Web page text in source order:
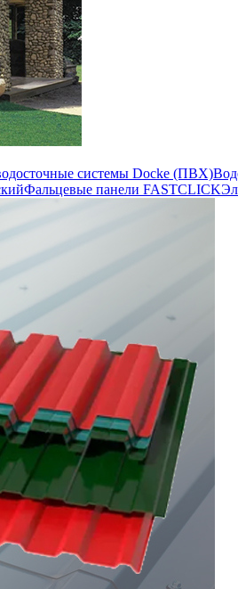
системы Docke (ПВХ)
Фальцевые панели FASTCLICK